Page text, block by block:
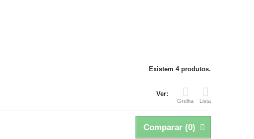
Existem 4 produtos.
Ver:
Grelha Lista
Comparar (0)